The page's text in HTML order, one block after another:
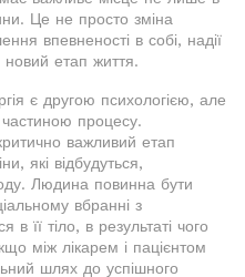
Це не просто зміна
впевненості в собі, надії
новий етап життя.
є другою психологією, але
процесу.
важливий етап
які відбудуться,
Людина повинна бути
вбранні з
в її тіло, в результаті чого
між лікарем і пацієнтом
шлях до успішного